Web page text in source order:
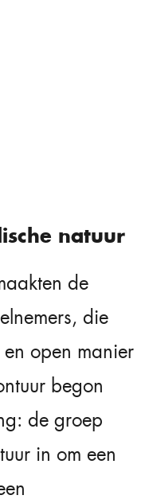
natuur
de
die
open manier
begon
de groep
in om een